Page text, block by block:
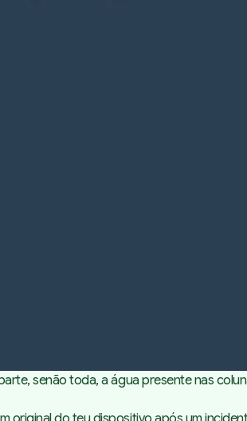
senão toda, a água presente nas